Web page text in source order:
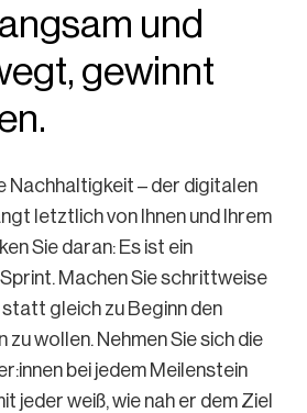
und
gewinnt
Nachhaltigkeit – der digitalen
letztlich von Ihnen und Ihrem
Sie daran: Es ist ein
Machen Sie schrittweise
gleich zu Beginn den
zu wollen. Nehmen Sie sich die
bei jedem Meilenstein
jeder weiß, wie nah er dem Ziel